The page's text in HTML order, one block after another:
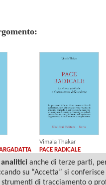
Vimala Thakar
PACE RADICALE
anche di terze parti,
su “Accetta” si
di tracciamento o